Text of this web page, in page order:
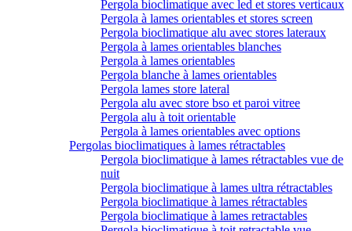
Pergola bioclimatique avec led et stores verticaux
Pergola à lames orientables et stores screen
Pergola bioclimatique alu avec stores lateraux
Pergola à lames orientables blanches
Pergola à lames orientables
Pergola blanche à lames orientables
Pergola lames store lateral
Pergola alu avec store bso et paroi vitree
Pergola alu à toit orientable
Pergola à lames orientables avec options
Pergolas bioclimatiques à lames rétractables
Pergola bioclimatique à lames rétractables vue de
nuit
Pergola bioclimatique à lames ultra rétractables
Pergola bioclimatique à lames rétractables
Pergola bioclimatique à lames retractables